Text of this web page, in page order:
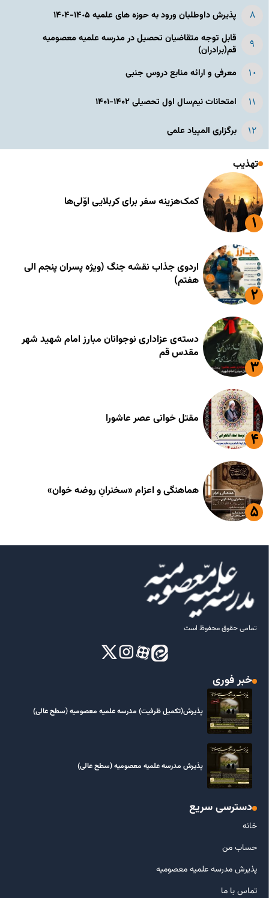
پذیرش داوطلبان ورود به حوزه های علمیه ١۴٠۵-١۴٠۴
قابل توجه متقاضیان تحصیل در مدرسه علمیه معصومیه
قم(برادران)
معرفی و ارائه منابع دروس جنبی
امتحانات نیم‌سال اول تحصیلی ۱۴۰۲-۱۴۰۱
برگزاری المپیاد علمی
تهذیب
کمک‌هزینه سفر برای کربلایی اوّلی‌ها
اردوی جذاب نقشه جنگ (ویژه پسران پنجم الی
هفتم)
دسته‌ی عزاداری نوجوانان مبارز امام شهید شهر
مقدس قم
مقتل خوانی عصر عاشورا
هماهنگی و اعزام «سخنرانِ روضه خوان»
تمامی حقوق محفوظ است
خبر فوری
پذیرش(تکمیل ظرفیت) مدرسه علمیه معصومیه‌ (سطح عالی)
پذیرش مدرسه علمیه معصومیه‌ (سطح عالی)
دسترسی سریع
خانه
حساب من
پذیرش مدرسه علمیه معصومیه
تماس با ما